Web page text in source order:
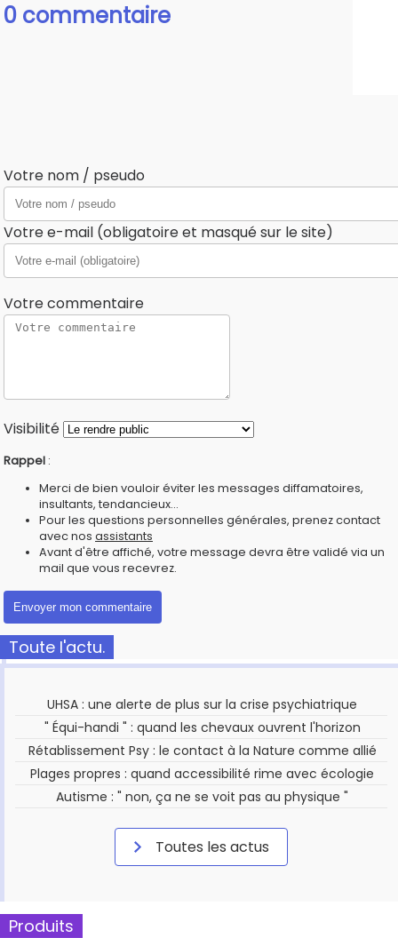
0 commentaire
Votre nom / pseudo
Votre e-mail (obligatoire et masqué sur le site)
Votre commentaire
Visibilité
Rappel :
Merci de bien vouloir éviter les messages diffamatoires,
insultants, tendancieux...
Pour les questions personnelles générales, prenez contact
avec nos assistants
Avant d'être affiché, votre message devra être validé via un
mail que vous recevrez.
Toute l'actu.
UHSA : une alerte de plus sur la crise psychiatrique
" Équi-handi " : quand les chevaux ouvrent l'horizon
Rétablissement Psy : le contact à la Nature comme allié
Plages propres : quand accessibilité rime avec écologie
Autisme : " non, ça ne se voit pas au physique "
Toutes les actus
Produits